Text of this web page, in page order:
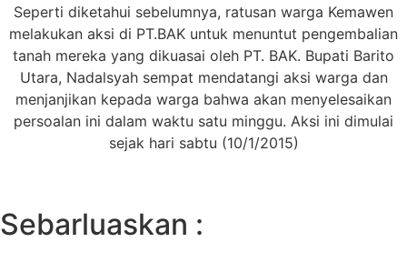
Seperti diketahui sebelumnya, ratusan warga Kemawen
melakukan aksi di PT.BAK untuk menuntut pengembalian
tanah mereka yang dikuasai oleh PT. BAK. Bupati Barito
Utara, Nadalsyah sempat mendatangi aksi warga dan
menjanjikan kepada warga bahwa akan menyelesaikan
persoalan ini dalam waktu satu minggu. Aksi ini dimulai
sejak hari sabtu (10/1/2015)
Sebarluaskan :